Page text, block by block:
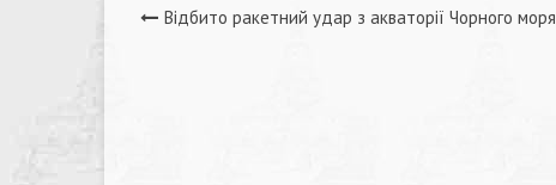
Навігація
Відбито ракетний удар з акваторії Чорного моря